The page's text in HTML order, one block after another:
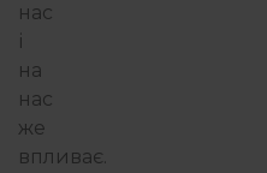
нас
і
на
нас
же
впливає.